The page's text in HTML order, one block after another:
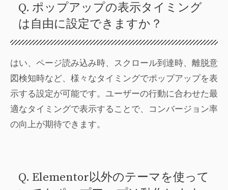
Q. ポップアップの表示タイミング
は自由に設定できますか？
はい、ページ読み込み時、スクロール到達時、離脱意
図検知時など、様々なタイミングでポップアップを表
示する設定が可能です。ユーザーの行動に合わせた最
適なタイミングで表示することで、コンバージョン率
の向上が期待できます。
Q. Elementor以外のテーマを使って